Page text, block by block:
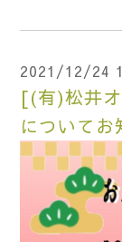
2021/12/24
[(有)松井
についてお